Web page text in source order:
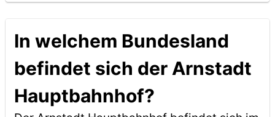
In welchem Bundesland
befindet sich der Arnstadt
Hauptbahnhof?